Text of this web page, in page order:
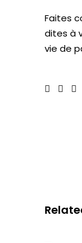
Faites
dites à
vie de